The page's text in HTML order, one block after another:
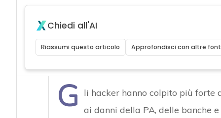
Chiedi all'AI
Riassumi questo articolo Approfondisci con altre
G
li hacker hanno colpito più forte
ai danni della PA, delle banche